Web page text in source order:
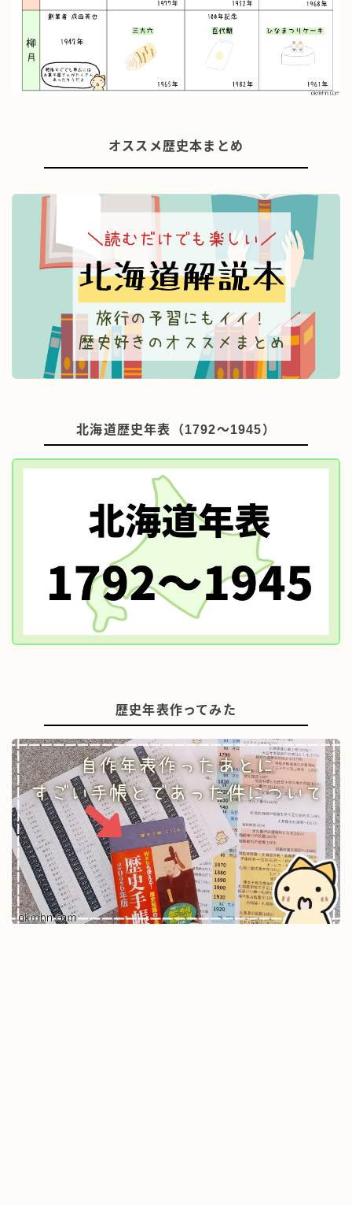
オススメ歴史本まとめ
北海道歴史年表（1792～1945）
歴史年表作ってみた